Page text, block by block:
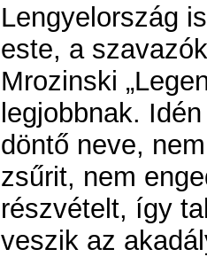
Lengyelország
este, a
Mrozinski
legjobbnak.
döntő neve,
zsűrit, nem
részvételt, így
veszik az